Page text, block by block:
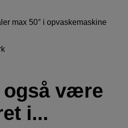
max 50° i opvaskemaskine
også være
i...